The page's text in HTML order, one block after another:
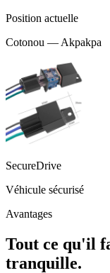
Position actuelle
Cotonou — Akpakpa
SecureDrive
Véhicule sécurisé
Avantages
Tout ce qu'il
tranquille.